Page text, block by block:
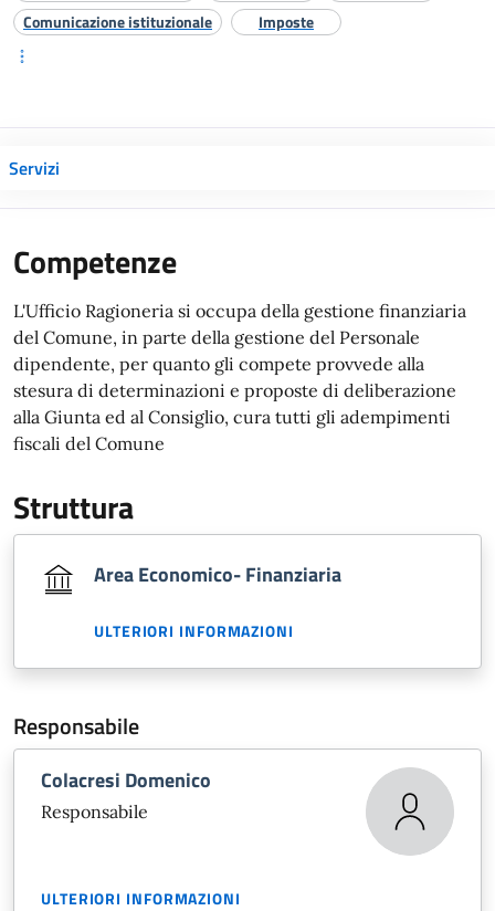
Comunicazione istituzionale
Imposte
Servizi
Competenze
L'Ufficio Ragioneria si occupa della gestione finanziaria
del Comune, in parte della gestione del Personale
dipendente, per quanto gli compete provvede alla
stesura di determinazioni e proposte di deliberazione
alla Giunta ed al Consiglio, cura tutti gli adempimenti
fiscali del Comune
Struttura
Area Economico- Finanziaria
ULTERIORI INFORMAZIONI
Responsabile
Colacresi Domenico
Responsabile
ULTERIORI INFORMAZIONI